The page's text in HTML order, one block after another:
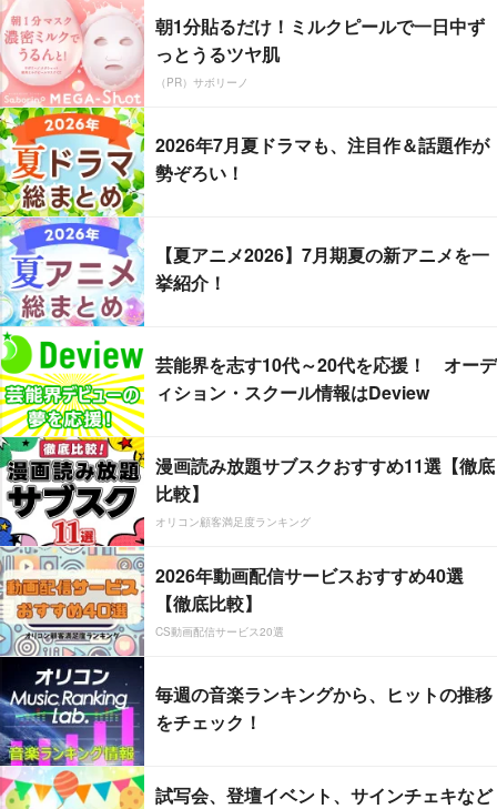
朝1分貼るだけ！ミルクピールで一日中ず
っとうるツヤ肌
（PR）サボリーノ
2026年7月夏ドラマも、注目作＆話題作が
勢ぞろい！
【夏アニメ2026】7月期夏の新アニメを一
挙紹介！
芸能界を志す10代～20代を応援！ オーデ
ィション・スクール情報はDeview
漫画読み放題サブスクおすすめ11選【徹底
比較】
オリコン顧客満足度ランキング
2026年動画配信サービスおすすめ40選
【徹底比較】
CS動画配信サービス20選
毎週の音楽ランキングから、ヒットの推移
をチェック！
試写会、登壇イベント、サインチェキなど